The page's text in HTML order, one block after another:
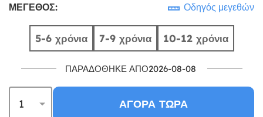
ΜΈΓΕΘΟΣ: Οδηγός μεγεθών
5-6 χρόνια 7-9 χρόνια 10-12 χρόνια
ΠΑΡΑΔΌΘΗΚΕ ΑΠΌ2026-08-08
ΑΓΟΡΆ ΤΏΡΑ